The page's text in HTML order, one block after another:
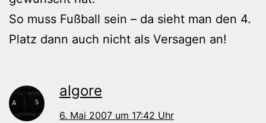
So muss Fußball sein – da sieht man den 4.
Platz dann auch nicht als Versagen an!
algore
6. Mai 2007 um 17:42 Uhr